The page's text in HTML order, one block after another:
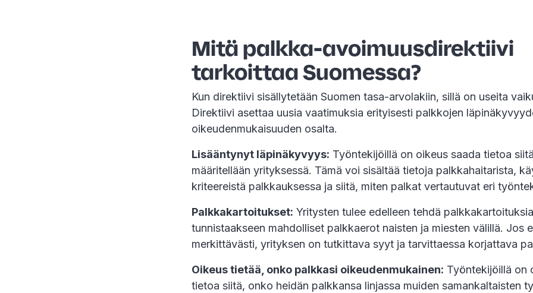
Mitä palkka-avoimuusdirektiivi
tarkoittaa Suomessa?
Kun direktiivi sisällytetään Suomen tasa-arvolakiin, sillä on useita
Direktiivi asettaa uusia vaatimuksia erityisesti palkkojen
oikeudenmukaisuuden osalta.
Lisääntynyt läpinäkyvyys: Työntekijöillä on oikeus saada tietoa
määritellään yrityksessä. Tämä voi sisältää tietoja palkkahaitarista,
kriteereistä palkkauksessa ja siitä, miten palkat vertautuvat eri
Palkkakartoitukset: Yritysten tulee edelleen tehdä palkkakartoituksia
tunnistaakseen mahdolliset palkkaerot naisten ja miesten välillä. Jos
merkittävästi, yrityksen on tutkittava syyt ja tarvittaessa korjattava
Oikeus tietää, onko palkkasi oikeudenmukainen: Työntekijöillä on
tietoa siitä, onko heidän palkkansa linjassa muiden samankaltaisten